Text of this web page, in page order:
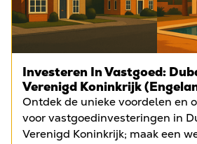
Investeren In Vastgoed:
Verenigd Koninkrijk
Ontdek de unieke voordelen en
voor vastgoedinvesteringen in
Verenigd Koninkrijk; maak een